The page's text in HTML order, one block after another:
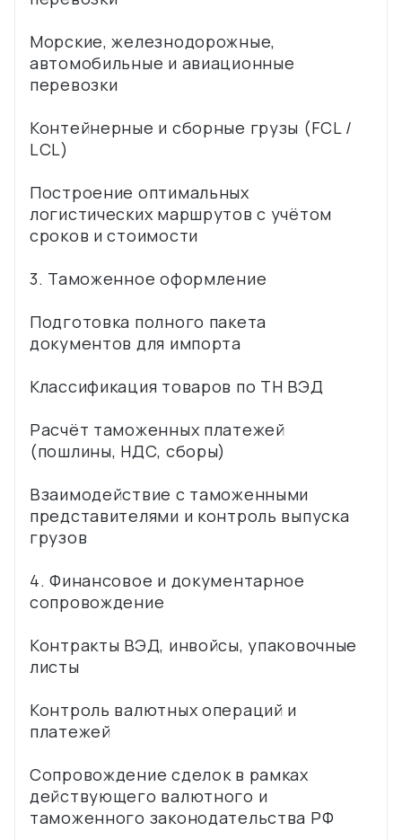
Морские, железнодорожные,
автомобильные и авиационные
перевозки
Контейнерные и сборные грузы (FCL /
LCL)
Построение оптимальных
логистических маршрутов с учётом
сроков и стоимости
3. Таможенное оформление
Подготовка полного пакета
документов для импорта
Классификация товаров по ТН ВЭД
Расчёт таможенных платежей
(пошлины, НДС, сборы)
Взаимодействие с таможенными
представителями и контроль выпуска
грузов
4. Финансовое и документарное
сопровождение
Контракты ВЭД, инвойсы, упаковочные
листы
Контроль валютных операций и
платежей
Сопровождение сделок в рамках
действующего валютного и
таможенного законодательства РФ